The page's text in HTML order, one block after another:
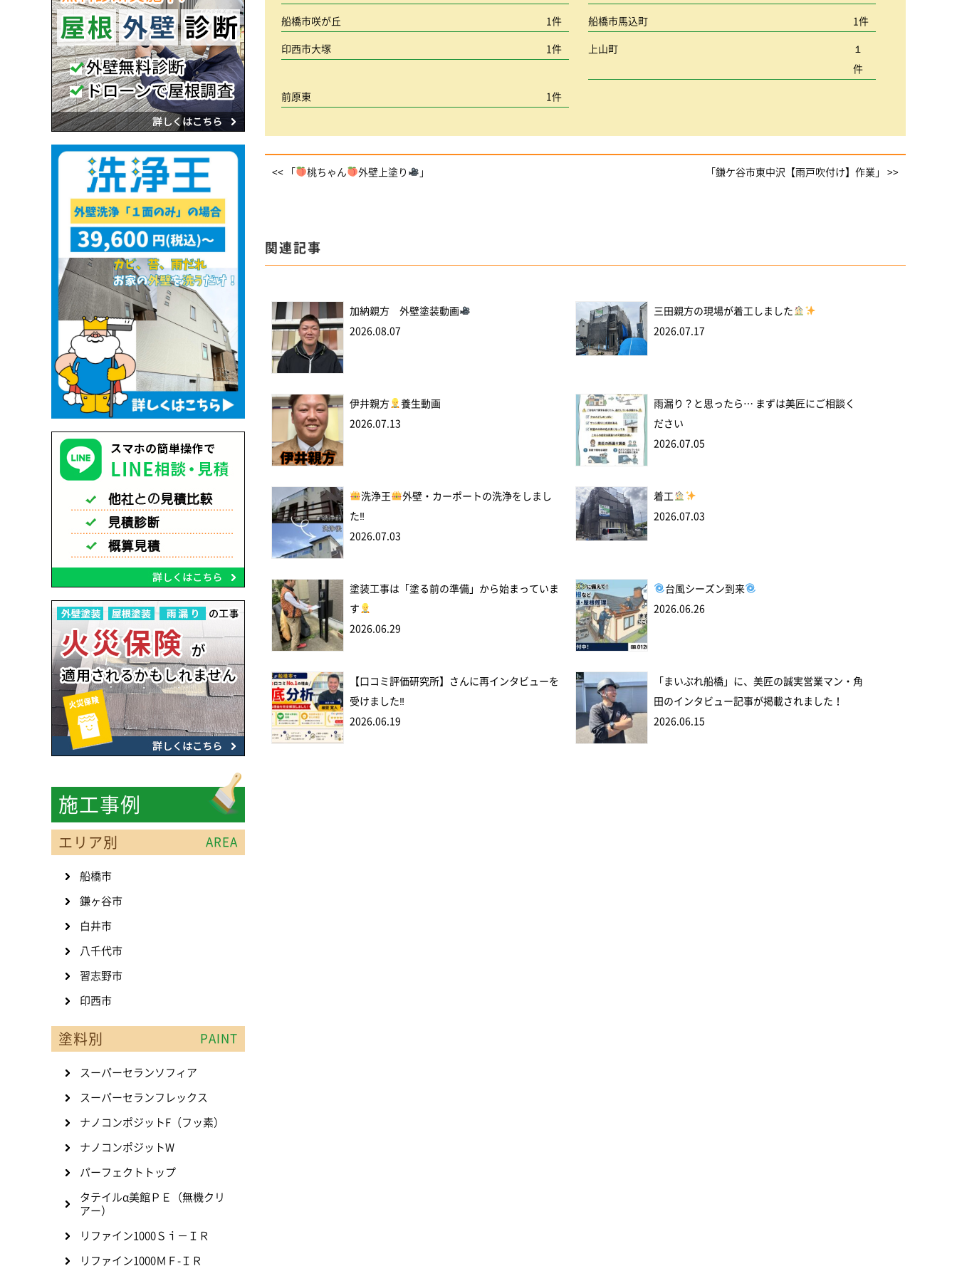
船橋市咲が丘 1件 船橋市馬込町 1件
印西市大塚 1件 上山町
１
件
前原東 1件
<< 「 桃ちゃん 外壁上塗り 」 「鎌ケ谷市東中沢【雨戸吹付け】作業」 >>
関連記事
加納親方 外壁塗装動画
2026.08.07
三田親方の現場が着工しました
2026.07.17
伊井親方
養生動画
2026.07.13
雨漏り？と思ったら… まずは美匠にご相談く
ださい
2026.07.05
洗浄王
外壁・カーポートの洗浄をしまし
た‼
2026.07.03
着工
2026.07.03
塗装工事は「塗る前の準備」から始まっていま
す
2026.06.29
台風シーズン到来
2026.06.26
【口コミ評価研究所】さんに再インタビューを
受けました‼
2026.06.19
「まいぷれ船橋」に、美匠の誠実営業マン・角
田のインタビュー記事が掲載されました！
2026.06.15
施工事例
エリア別 AREA
船橋市
鎌ヶ谷市
白井市
八千代市
習志野市
印西市
塗料別 PAINT
スーパーセランソフィア
スーパーセランフレックス
ナノコンポジットF（フッ素）
ナノコンポジットW
パーフェクトトップ
タテイルα美館ＰＥ（無機クリ
アー）
リファイン1000Ｓｉ－ＩＲ
リファイン1000ＭＦ-ＩＲ